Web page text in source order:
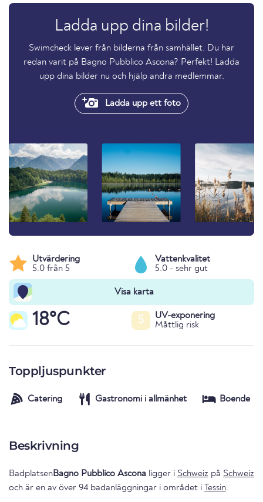
Ladda upp dina bilder!
Swimcheck lever från bilderna från samhället. Du har
redan varit på Bagno Pubblico Ascona? Perfekt! Ladda
upp dina bilder nu och hjälp andra medlemmar.
Ladda upp ett foto
Utvärdering
5.0 från 5
Vattenkvalitet
5.0 - sehr gut
Visa karta
18°C 5
UV-exponering
Måttlig risk
Toppljuspunkter
Catering Gastronomi i allmänhet Boende
Beskrivning
BadplatsenBagno Pubblico Ascona ligger i Schweiz på Schweiz
och är en av över 94 badanläggningar i området i Tessin.